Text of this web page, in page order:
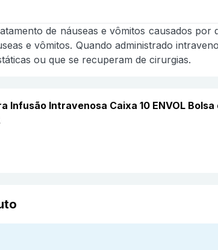
de náuseas e vômitos causados
e vômitos. Quando administrado
ou que se recuperam de cirurgias.
Intravenosa Caixa 10 ENVOL